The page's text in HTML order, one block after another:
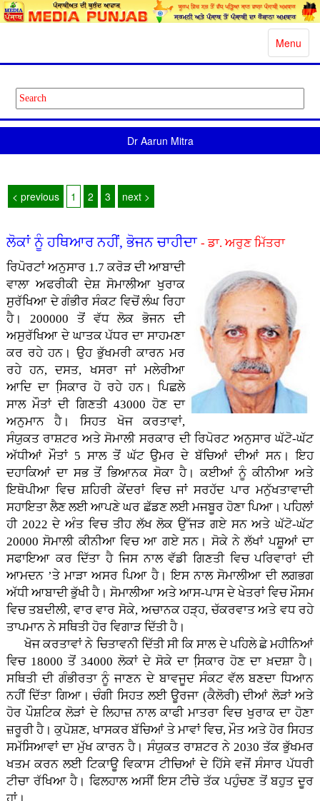
Toggle
Menu
Dr Aarun Mitra
< previous 1 2 3 next >
ਲੋਕਾਂ ਨੂੰ ਹਥਿਆਰ ਨਹੀਂ, ਭੋਜਨ ਚਾਹੀਦਾ - ਡਾ. ਅਰੁਣ ਮਿੱਤਰਾ
ਰਿਪੋਰਟਾਂ ਅਨੁਸਾਰ 1.7 ਕਰੋੜ ਦੀ ਆਬਾਦੀ
ਵਾਲਾ ਅਫਰੀਕੀ ਦੇਸ਼ ਸੋਮਾਲੀਆ ਖੁਰਾਕ
ਸੁਰੱਖਿਆ ਦੇ ਗੰਭੀਰ ਸੰਕਟ ਵਿਚੋਂ ਲੰਘ ਰਿਹਾ
ਹੈ। 200000 ਤੋਂ ਵੱਧ ਲੋਕ ਭੋਜਨ ਦੀ
ਅਸੁਰੱਖਿਆ ਦੇ ਘਾਤਕ ਪੱਧਰ ਦਾ ਸਾਹਮਣਾ
ਕਰ ਰਹੇ ਹਨ। ਉਹ ਭੁੱਖਮਰੀ ਕਾਰਨ ਮਰ
ਰਹੇ ਹਨ, ਦਸਤ, ਖਸਰਾ ਜਾਂ ਮਲੇਰੀਆ
ਆਦਿ ਦਾ ਸਿ਼ਕਾਰ ਹੋ ਰਹੇ ਹਨ। ਪਿਛਲੇ
ਸਾਲ ਮੌਤਾਂ ਦੀ ਗਿਣਤੀ 43000 ਹੋਣ ਦਾ
ਅਨੁਮਾਨ ਹੈ। ਸਿਹਤ ਖੋਜ ਕਰਤਾਵਾਂ,
ਸੰਯੁਕਤ ਰਾਸ਼ਟਰ ਅਤੇ ਸੋਮਾਲੀ ਸਰਕਾਰ ਦੀ ਰਿਪੋਰਟ ਅਨੁਸਾਰ ਘੱਟੋ-ਘੱਟ
ਅੱਧੀਆਂ ਮੌਤਾਂ 5 ਸਾਲ ਤੋਂ ਘੱਟ ਉਮਰ ਦੇ ਬੱਚਿਆਂ ਦੀਆਂ ਸਨ। ਇਹ
ਦਹਾਕਿਆਂ ਦਾ ਸਭ ਤੋਂ ਭਿਆਨਕ ਸੋਕਾ ਹੈ। ਕਈਆਂ ਨੂੰ ਕੀਨੀਆ ਅਤੇ
ਇਥੋਪੀਆ ਵਿਚ ਸ਼ਹਿਰੀ ਕੇਂਦਰਾਂ ਵਿਚ ਜਾਂ ਸਰਹੱਦ ਪਾਰ ਮਨੁੱਖਤਾਵਾਦੀ
ਸਹਾਇਤਾ ਲੈਣ ਲਈ ਆਪਣੇ ਘਰ ਛੱਡਣ ਲਈ ਮਜਬੂਰ ਹੋਣਾ ਪਿਆ। ਪਹਿਲਾਂ
ਹੀ 2022 ਦੇ ਅੰਤ ਵਿਚ ਤੀਹ ਲੱਖ ਲੋਕ ਉੱਜੜ ਗਏ ਸਨ ਅਤੇ ਘੱਟੋ-ਘੱਟ
20000 ਸੋਮਾਲੀ ਕੀਨੀਆ ਵਿਚ ਆ ਗਏ ਸਨ। ਸੋਕੇ ਨੇ ਲੱਖਾਂ ਪਸ਼ੂਆਂ ਦਾ
ਸਫਾਇਆ ਕਰ ਦਿੱਤਾ ਹੈ ਜਿਸ ਨਾਲ ਵੱਡੀ ਗਿਣਤੀ ਵਿਚ ਪਰਿਵਾਰਾਂ ਦੀ
ਆਮਦਨ ’ਤੇ ਮਾੜਾ ਅਸਰ ਪਿਆ ਹੈ। ਇਸ ਨਾਲ ਸੋਮਾਲੀਆ ਦੀ ਲਗਭਗ
ਅੱਧੀ ਆਬਾਦੀ ਭੁੱਖੀ ਹੈ। ਸੋਮਾਲੀਆ ਅਤੇ ਆਸ-ਪਾਸ ਦੇ ਖੇਤਰਾਂ ਵਿਚ ਮੌਸਮ
ਵਿਚ ਤਬਦੀਲੀ, ਵਾਰ ਵਾਰ ਸੋਕੇ, ਅਚਾਨਕ ਹੜ੍ਹ, ਚੱਕਰਵਾਤ ਅਤੇ ਵਧ ਰਹੇ
ਤਾਪਮਾਨ ਨੇ ਸਥਿਤੀ ਹੋਰ ਵਿਗਾੜ ਦਿੱਤੀ ਹੈ।
ਖੋਜ ਕਰਤਾਵਾਂ ਨੇ ਚਿਤਾਵਨੀ ਦਿੱਤੀ ਸੀ ਕਿ ਸਾਲ ਦੇ ਪਹਿਲੇ ਛੇ ਮਹੀਨਿਆਂ
ਵਿਚ 18000 ਤੋਂ 34000 ਲੋਕਾਂ ਦੇ ਸੋਕੇ ਦਾ ਸਿ਼ਕਾਰ ਹੋਣ ਦਾ ਖ਼ਦਸ਼ਾ ਹੈ।
ਸਥਿਤੀ ਦੀ ਗੰਭੀਰਤਾ ਨੂੰ ਜਾਣਨ ਦੇ ਬਾਵਜੂਦ ਸੰਕਟ ਵੱਲ ਬਣਦਾ ਧਿਆਨ
ਨਹੀਂ ਦਿੱਤਾ ਗਿਆ। ਚੰਗੀ ਸਿਹਤ ਲਈ ਊਰਜਾ (ਕੈਲੋਰੀ) ਦੀਆਂ ਲੋੜਾਂ ਅਤੇ
ਹੋਰ ਪੌਸ਼ਟਿਕ ਲੋੜਾਂ ਦੇ ਲਿਹਾਜ਼ ਨਾਲ ਕਾਫੀ ਮਾਤਰਾ ਵਿਚ ਖੁਰਾਕ ਦਾ ਹੋਣਾ
ਜ਼ਰੂਰੀ ਹੈ। ਕੁਪੋਸ਼ਣ, ਖਾਸਕਰ ਬੱਚਿਆਂ ਤੇ ਮਾਵਾਂ ਵਿਚ, ਮੌਤ ਅਤੇ ਹੋਰ ਸਿਹਤ
ਸਮੱਸਿਆਵਾਂ ਦਾ ਮੁੱਖ ਕਾਰਨ ਹੈ। ਸੰਯੁਕਤ ਰਾਸ਼ਟਰ ਨੇ 2030 ਤੱਕ ਭੁੱਖਮਰ
ਖਤਮ ਕਰਨ ਲਈ ਟਿਕਾਊ ਵਿਕਾਸ ਟੀਚਿਆਂ ਦੇ ਹਿੱਸੇ ਵਜੋਂ ਸੰਸਾਰ ਪੱਧਰੀ
ਟੀਚਾ ਰੱਖਿਆ ਹੈ। ਫਿਲਹਾਲ ਅਸੀਂ ਇਸ ਟੀਚੇ ਤੱਕ ਪਹੁੰਚਣ ਤੋਂ ਬਹੁਤ ਦੂਰ